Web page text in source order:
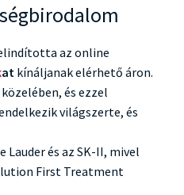
az online
atkínáljanak elérhető áron.
és ezzel
világszerte, és
és az SK-II, mivel
First Treatment